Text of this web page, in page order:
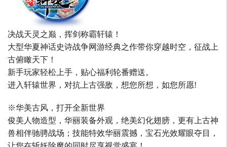
决战天灵之巅，挥剑称霸轩辕！
大型华夏神话史诗战争网游经典之作带你穿越时空，征战上
古俯瞰天下！
新手玩家轻松上手，贴心福利轮番赠送。
进入轩辕世界，对抗上古强敌，想您所想，如您所愿!
※华美古风，打开全新世界
俊美人物造型，华丽装备外观，绝美幻化翅膀，更有上古神
兽相伴驰骋战场；技能特效华丽震撼，宝石光效耀眼夺目，